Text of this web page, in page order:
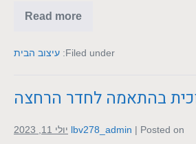
Read more
Filed under: עיצוב הבית
בהתאמה לחדר הרחצה
lbv278_admin |Posted on יולי 11, 2023